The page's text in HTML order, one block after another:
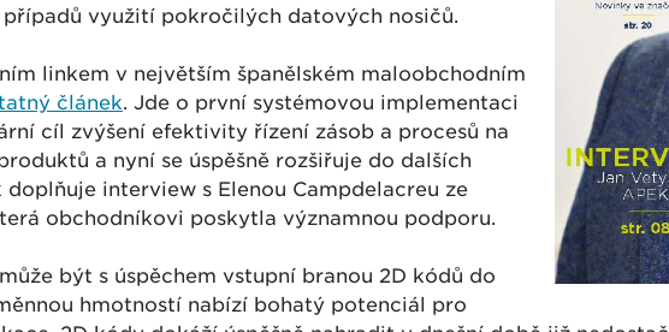
využití pokročilých datových nosičů.
linkem v největším španělském maloobchodním
článek. Jde o první systémovou implementaci
cíl zvýšení efektivity řízení zásob a procesů na
a nyní se úspěšně rozšiřuje do dalších
interview s Elenou Campdelacreu ze
obchodníkovi poskytla významnou podporu.
být s úspěchem vstupní branou 2D kódů do
hmotností nabízí bohatý potenciál pro